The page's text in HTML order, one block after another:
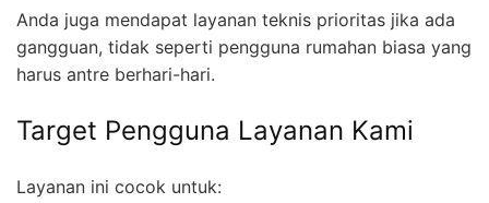
Anda juga mendapat layanan teknis prioritas jika ada
gangguan, tidak seperti pengguna rumahan biasa yang
harus antre berhari-hari.
Target Pengguna Layanan Kami
Layanan ini cocok untuk: